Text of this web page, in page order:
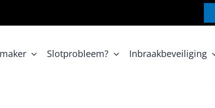
Slotprobleem? Inbraakbeveiliging